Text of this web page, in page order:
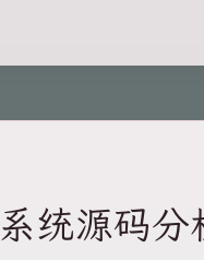
统源码